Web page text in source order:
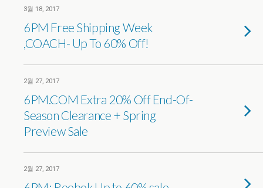
3월 18, 2017
6PM Free Shipping Week
,COACH- Up To 60% Off!
2월 27, 2017
6PM.COM Extra 20% Off End-Of-
Season Clearance + Spring
Preview Sale
2월 27, 2017